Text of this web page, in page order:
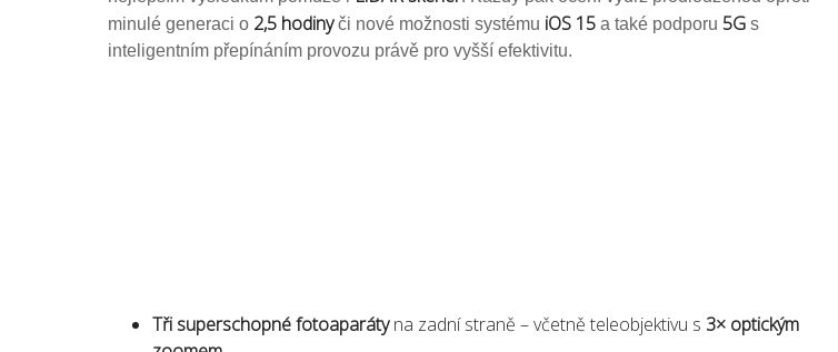
minulé generaci o 2,5 hodiny či nové možnosti systému iOS 15 a také podporu 5G s
inteligentním přepínáním provozu právě pro vyšší efektivitu.
Tři superschopné fotoaparáty na zadní straně – včetně teleobjektivu s 3× optickým